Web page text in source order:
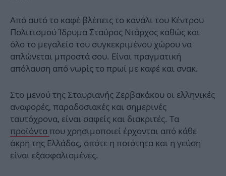
Από αυτό το καφέ βλέπεις το κανάλι του Κέντρου
Πολιτισμού Ίδρυμα Σταύρος Νιάρχος καθώς και
όλο το μεγαλείο του συγκεκριμένου χώρου να
απλώνεται μπροστά σου. Είναι πραγματική
απόλαυση από νωρίς το πρωί με καφέ και σνακ.
Στο μενού της Σταυριανής Ζερβακάκου οι ελληνικές
αναφορές, παραδοσιακές και σημερινές
ταυτόχρονα, είναι σαφείς και διακριτές. Τα
προϊόνταπου χρησιμοποιεί έρχονται από κάθε
άκρη της Ελλάδας, οπότε η ποιότητα και η γεύση
είναι εξασφαλισμένες.